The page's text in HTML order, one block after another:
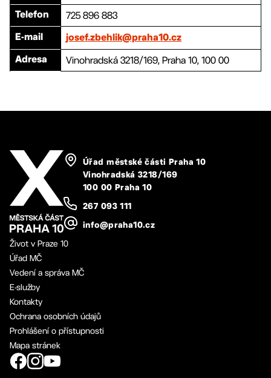
Telefon 725 896 883
E-mail josef.zbehlik@praha10.cz
Adresa Vinohradská 3218/169, Praha 10, 100 00
Úřad městské části Praha 10
Vinohradská 3218/169
100 00 Praha 10
267 093 111
info@praha10.cz
Život v Praze 10
Úřad MČ
Vedení a správa MČ
E-služby
Kontakty
Ochrana osobních údajů
Prohlášení o přístupnosti
Mapa stránek